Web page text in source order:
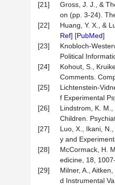
[21]
Gross, J. J., &
on (pp. 3-24).
[22]
Huang, Y. X., &
Ref] [PubMed]
[23]
Knobloch-
Political
[24]
Kohout, S.,
Comments.
[25]
Lichtenstein-
f Experimental
[26]
Lindstrom, K.
Children.
[27]
Luo, X., Ikani,
y and
[28]
McCormack, H.
edicine, 18,
[29]
Milner, A.,
d Instrumental